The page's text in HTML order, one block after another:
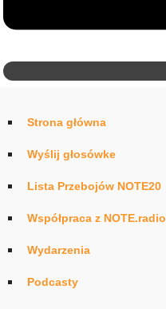
Strona główna
Wyślij głosówke
Lista Przebojów NOTE20
Współpraca z NOTE.radio
Wydarzenia
Podcasty